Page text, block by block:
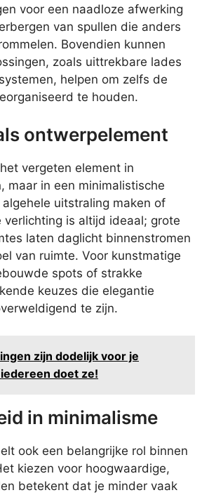
voor een naadloze afwerking
van spullen die anders
Bovendien kunnen
zoals uittrekbare lades
helpen om zelfs de
te houden.
ontwerpelement
vergeten element in
maar in een minimalistische
uitstraling maken of
verlichting is altijd ideaal; grote
laten daglicht binnenstromen
van ruimte. Voor kunstmatige
spots of strakke
keuzes die elegantie
te zijn.
zijn dodelijk voor je
doet ze!
in minimalisme
ook een belangrijke rol binnen
kiezen voor hoogwaardige,
betekent dat je minder vaak